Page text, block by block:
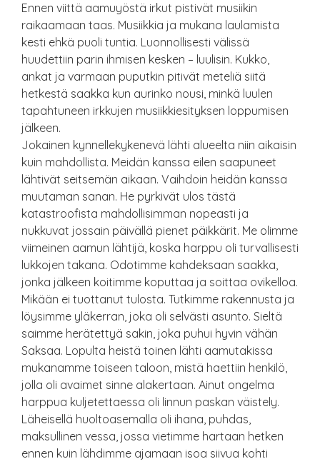
Ennen viittä aamuyöstä irkut pistivät musiikin
raikaamaan taas. Musiikkia ja mukana laulamista
kesti ehkä puoli tuntia. Luonnollisesti välissä
huudettiin parin ihmisen kesken – luulisin. Kukko,
ankat ja varmaan puputkin pitivät meteliä siitä
hetkestä saakka kun aurinko nousi, minkä luulen
tapahtuneen irkkujen musiikkiesityksen loppumisen
jälkeen.
Jokainen kynnellekykenevä lähti alueelta niin aikaisin
kuin mahdollista. Meidän kanssa eilen saapuneet
lähtivät seitsemän aikaan. Vaihdoin heidän kanssa
muutaman sanan. He pyrkivät ulos tästä
katastroofista mahdollisimman nopeasti ja
nukkuvat jossain päivällä pienet päikkärit. Me olimme
viimeinen aamun lähtijä, koska harppu oli turvallisesti
lukkojen takana. Odotimme kahdeksaan saakka,
jonka jälkeen koitimme koputtaa ja soittaa ovikelloa.
Mikään ei tuottanut tulosta. Tutkimme rakennusta ja
löysimme yläkerran, joka oli selvästi asunto. Sieltä
saimme herätettyä sakin, joka puhui hyvin vähän
Saksaa. Lopulta heistä toinen lähti aamutakissa
mukanamme toiseen taloon, mistä haettiin henkilö,
jolla oli avaimet sinne alakertaan. Ainut ongelma
harppua kuljetettaessa oli linnun paskan väistely.
Läheisellä huoltoasemalla oli ihana, puhdas,
maksullinen vessa, jossa vietimme hartaan hetken
ennen kuin lähdimme ajamaan isoa siivua kohti